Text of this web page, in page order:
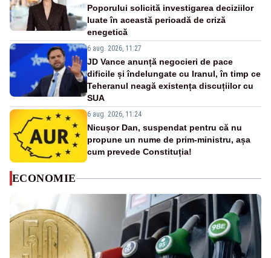
Poporului solicită investigarea deciziilor
luate în această perioadă de criză
enegetică
6 aug. 2026, 11:27
JD Vance anunță negocieri de pace
dificile și îndelungate cu Iranul, în timp ce
Teheranul neagă existența discuțiilor cu
SUA
6 aug. 2026, 11:24
Nicușor Dan, suspendat pentru că nu
propune un nume de prim-ministru, așa
cum prevede Constituția!
ECONOMIE